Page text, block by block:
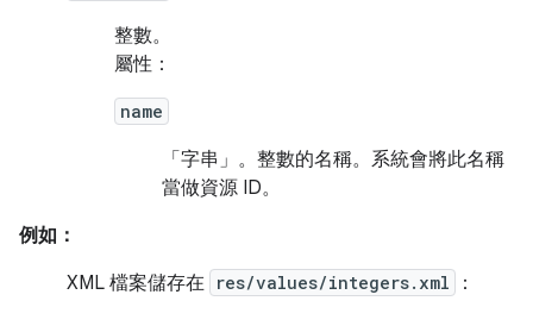
整數。
屬性：
name
「字串」。 整數的名稱。系統會將此名稱
當做資源 ID。
例如：
XML 檔案儲存在 res/values/integers.xml ：